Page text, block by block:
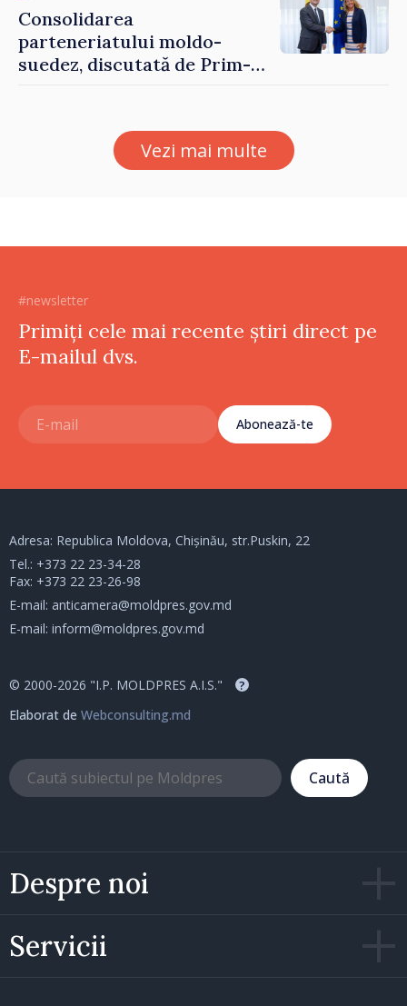
Consolidarea
parteneriatului moldo-
suedez, discutată de Prim-
Petra Lärke
Vezi mai multe
#newsletter
Primiți cele mai recente știri direct pe
E-mailul dvs.
Abonează-te
Despre noi
Servicii
Adresa: Republica Moldova, Chișinău, str.Puskin, 22
Tel.: +373 22 23-34-28
Fax: +373 22 23-26-98
E-mail: anticamera@moldpres.gov.md
E-mail: inform@moldpres.gov.md
© 2000-2026 "I.P. MOLDPRES A.I.S." ?
Elaborat de Webconsulting.md
Caută